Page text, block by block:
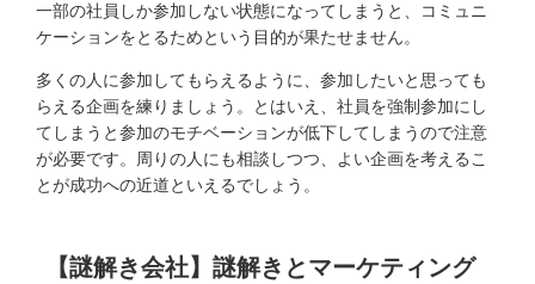
一部の社員しか参加しない状態になってしまうと、コミュニ
ケーションをとるためという目的が果たせません。
多くの人に参加してもらえるように、参加したいと思っても
らえる企画を練りましょう。とはいえ、社員を強制参加にし
てしまうと参加のモチベーションが低下してしまうので注意
が必要です。周りの人にも相談しつつ、よい企画を考えるこ
とが成功への近道といえるでしょう。
【謎解き会社】謎解きとマーケティング